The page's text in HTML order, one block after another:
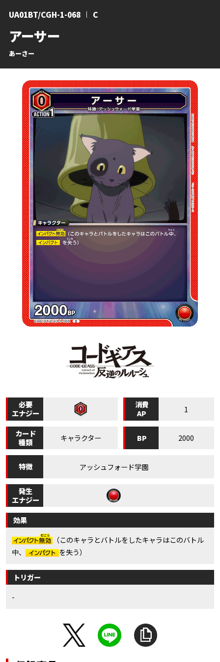
アーサー
あーさー
UA01BT/CGH-1-068 C
必要
エナジー
消費
AP
1
カード
種類
キャラクター BP 2000
特徴 アッシュフォード学園
発生
エナジー
効果
（このキャラとバトルをしたキャラはこのバトル
中、
を失う）
トリガー
-